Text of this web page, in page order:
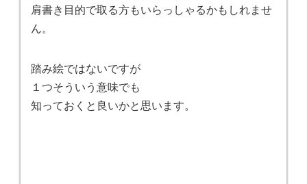
肩書き目的で取る方もいらっしゃるかもしれませ
ん。
踏み絵ではないですが
１つそういう意味でも
知っておくと良いかと思います。